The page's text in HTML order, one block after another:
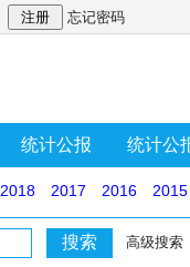
忘记密码
统计公报 统计公
2018 2017 2016 2015
高级搜索